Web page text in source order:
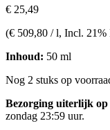
€ 25,49
(€ 509,80 / l, Incl.
Inhoud: 50 ml
Nog 2 stuks op
Bezorging uiterlijk op
zondag 23:59 uur.